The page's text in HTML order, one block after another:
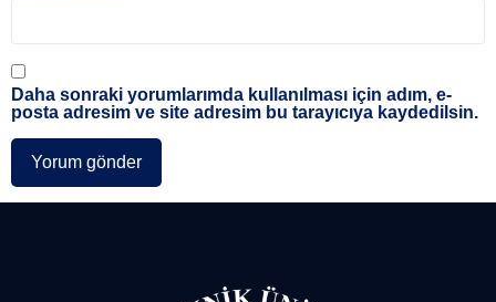
Daha sonraki yorumlarımda kullanılması için adım, e-
posta adresim ve site adresim bu tarayıcıya kaydedilsin.